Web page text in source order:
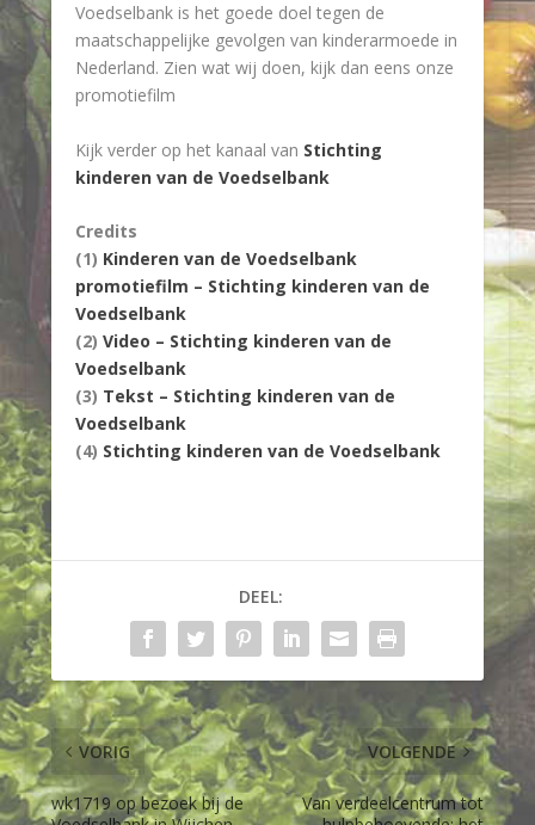
Voedselbank is het goede doel tegen de
maatschappelijke gevolgen van kinderarmoede in
Nederland. Zien wat wij doen, kijk dan eens onze
promotiefilm
Kijk verder op het kanaal van Stichting
kinderen van de Voedselbank
Credits
(1) Kinderen van de Voedselbank
promotiefilm – Stichting kinderen van de
Voedselbank
(2) Video – Stichting kinderen van de
Voedselbank
(3) Tekst – Stichting kinderen van de
Voedselbank
(4) Stichting kinderen van de Voedselbank
DEEL:
VORIG
wk1719 op bezoek bij de
VOLGENDE
Van verdeelcentrum tot